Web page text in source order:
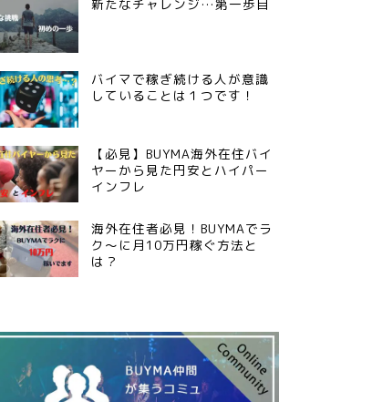
新たなチャレンジ…第一歩目
バイマで稼ぎ続ける人が意識
していることは１つです！
【必見】BUYMA海外在住バイ
ヤーから見た円安とハイパー
インフレ
海外在住者必見！BUYMAでラ
ク〜に月10万円稼ぐ方法と
は？